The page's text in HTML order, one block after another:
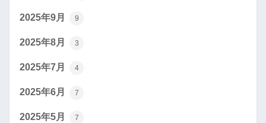
2025年9月 9
2025年8月 3
2025年7月 4
2025年6月 7
2025年5月 7